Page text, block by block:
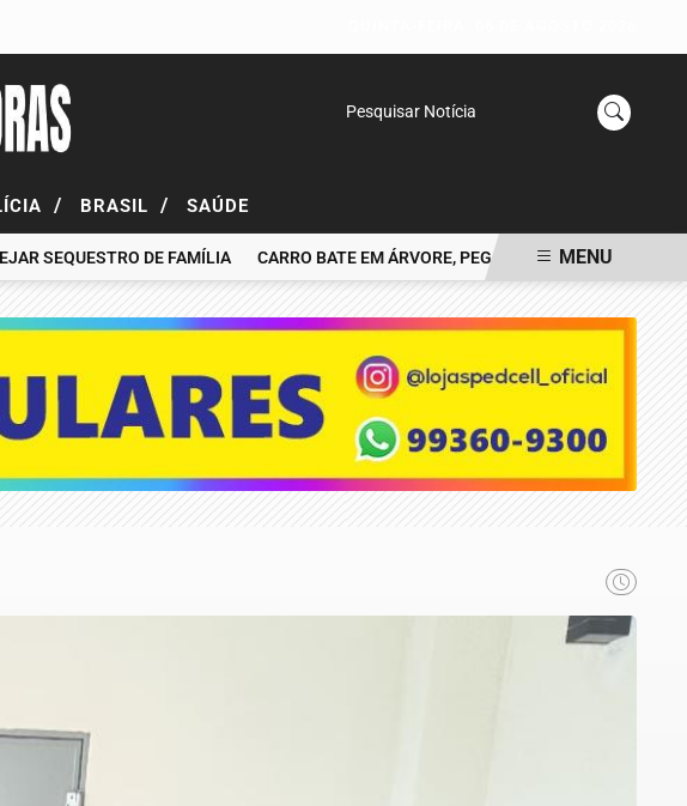
Pesquisar Notícia
/ BRASIL / SAÚDE
SEQUESTRO DE FAMÍLIA CARRO BATE EM ÁRVORE, PEGA FOGO E MOTORISTA
MENU